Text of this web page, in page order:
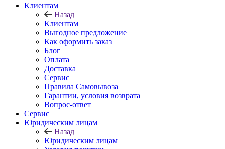
Клиентам
Назад
Клиентам
Выгодное предложение
Как оформить заказ
Блог
Оплата
Доставка
Сервис
Правила Самовывоза
Гарантии, условия возврата
Вопрос-ответ
Сервис
Юридическим лицам
Назад
Юридическим лицам